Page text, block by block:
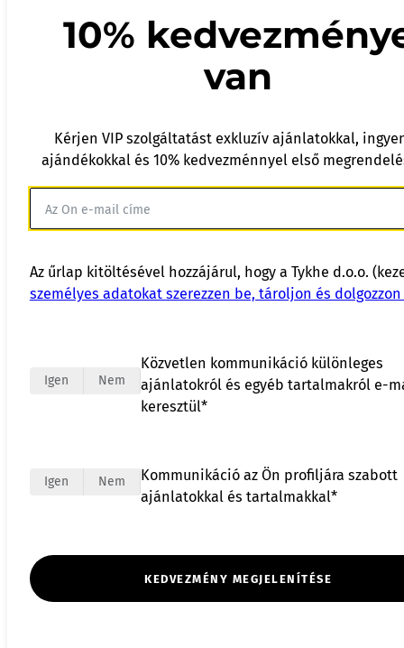
10%
van
Kérjen VIP szolgáltatást exkluzív ajánlatokkal,
ajándékokkal és 10% kedvezménnyel első
Az űrlap kitöltésével hozzájárul, hogy a Tykhe d.o.o.
személyes adatokat szerezzen be, tároljon és
Igen Nem
Közvetlen kommunikáció különleges
ajánlatokról és egyéb tartalmakról e-
keresztül*
Igen Nem
Kommunikáció az Ön profiljára szabott
ajánlatokkal és tartalmakkal*
KEDVEZMÉNY MEGJELENÍTÉSE